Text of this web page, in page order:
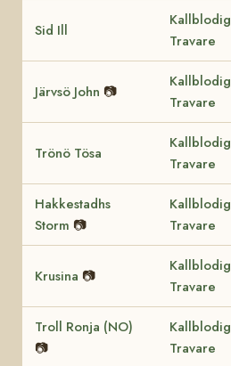
Sid Ill
Kallblodig
Travare
Järvsö John 📷
Kallblodig
Travare
Trönö Tösa
Kallblodig
Travare
Hakkestadhs
Storm 📷
Kallblodig
Travare
Krusina 📷
Kallblodig
Travare
Troll Ronja (NO)
📷
Kallblodig
Travare